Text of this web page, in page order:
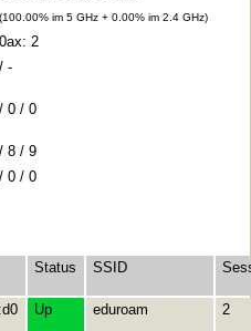
(100.00% im 5 GHz + 0.00% im 2.4 GHz)
2
-
0 / 0
8 / 9
0 / 0
Status SSID
Up eduroam 2